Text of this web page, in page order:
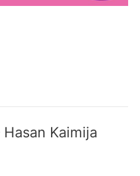
Kaimija